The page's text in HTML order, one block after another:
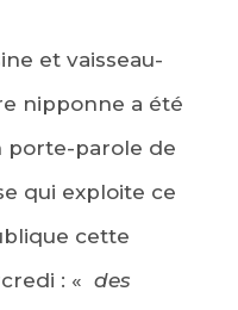
et vaisseau-
nipponne a été
porte-parole de
qui exploite ce
cette
: « des